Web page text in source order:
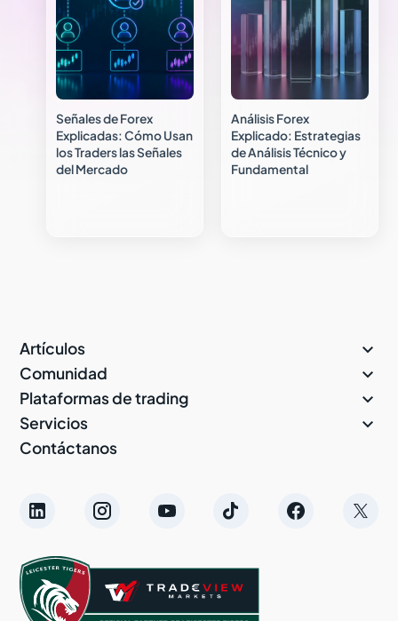
Señales de Forex
Explicadas: Cómo Usan
los Traders las Señales
del Mercado
Análisis Forex
Explicado: Estrategias
de Análisis Técnico y
Fundamental
Artículos 
Comunidad 
Plataformas de trading 
Servicios 
Contáctanos